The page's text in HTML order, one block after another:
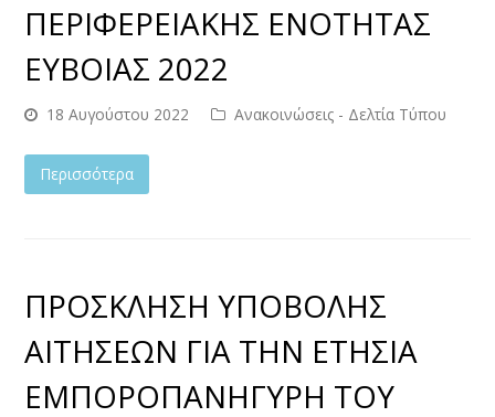
ΠΕΡΙΦΕΡΕΙΑΚΗΣ ΕΝΟΤΗΤΑΣ
ΕΥΒΟΙΑΣ 2022
18 Αυγούστου 2022 Ανακοινώσεις - Δελτία Τύπου
Περισσότερα
ΠΡΟΣΚΛΗΣΗ ΥΠΟΒΟΛΗΣ
ΑΙΤΗΣΕΩΝ ΓΙΑ ΤΗΝ ΕΤΗΣΙΑ
ΕΜΠΟΡΟΠΑΝΗΓΥΡΗ ΤΟΥ